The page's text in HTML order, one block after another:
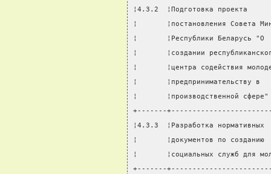
¦4.3.2  ¦Подготовка проекта
¦       ¦постановления
¦       ¦Республики
¦       ¦создании
¦       ¦центра содействия
¦
¦       ¦производственной
+-------
¦4.3.3  ¦Разработка
¦       ¦документов по
¦       ¦социальных служб
+-------